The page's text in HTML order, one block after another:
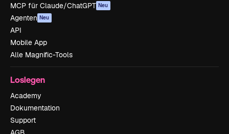
MCP für Claude/ChatGPT Neu
Agenten Neu
API
Mobile App
Alle Magnific-Tools
Loslegen
Academy
Dokumentation
Support